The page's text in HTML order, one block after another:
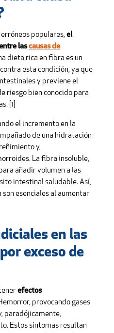
populares, el
lascausas de
dieta rica en fibra es un
esta condición, ya que
y previene el
riesgo bien conocido para
[1]
el incremento en la
de una hidratación
y,
La fibra insoluble,
añadir volumen a las
intestinal saludable. Así,
esenciales al aumentar
en las
exceso de
efectos
provocando gases
paradójicamente,
Estos síntomas resultan